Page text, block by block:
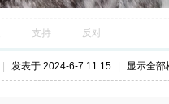
支持 反对
发表于 2024-6-7 11:15 显示全部